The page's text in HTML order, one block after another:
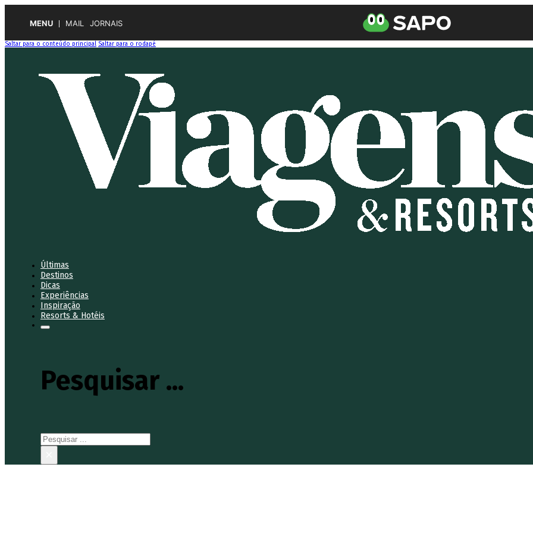
MENU MAIL JORNAIS
Saltar para o conteúdo principal Saltar para o rodapé
Últimas
Destinos
Dicas
Experiências
Inspiração
Resorts & Hotéis
Pesquisar ...
Pesquisar